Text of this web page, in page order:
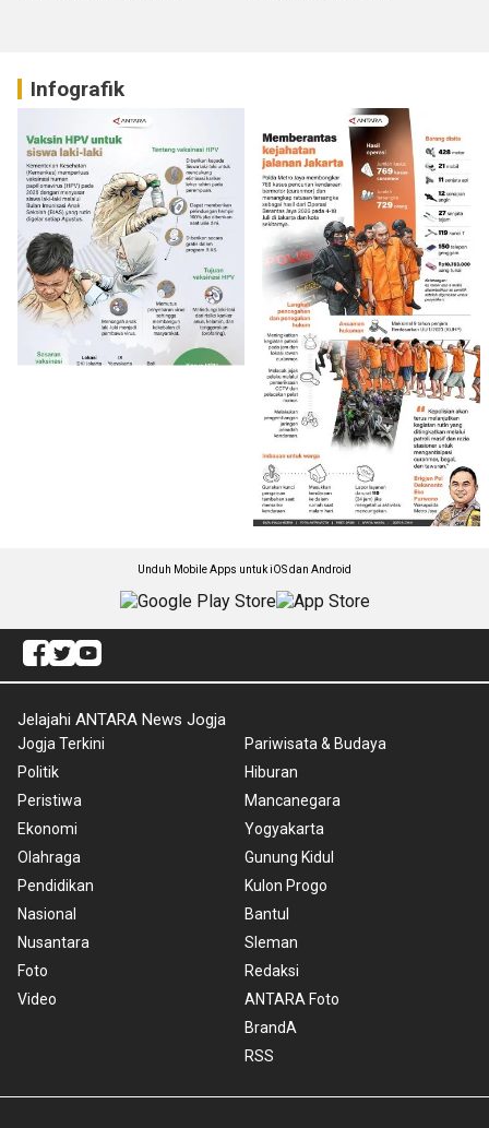
Infografik
Unduh Mobile Apps untuk iOS dan Android
Jelajahi ANTARA News Jogja
Jogja Terkini
Politik
Peristiwa
Ekonomi
Olahraga
Pendidikan
Nasional
Nusantara
Foto
Video
Pariwisata & Budaya
Hiburan
Mancanegara
Yogyakarta
Gunung Kidul
Kulon Progo
Bantul
Sleman
Redaksi
ANTARA Foto
BrandA
RSS